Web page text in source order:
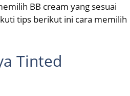
BB cream yang sesuai
tips berikut ini cara memilih
Tinted